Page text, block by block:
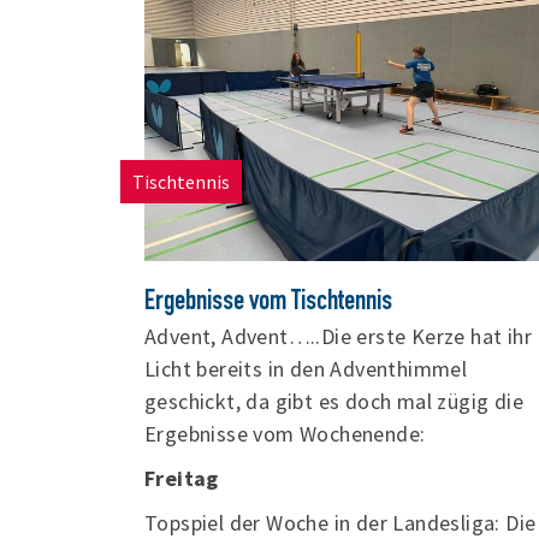
Jugend U18 (26,42 s) wiederholen. Sehr
erfolgreich waren zudem die Uerdinger
Stabhochspringer:innen: Theresa Ritte
(W14) mit 2,90 m, Xenia Heinzen (W15)
Ole Kruth (M14) mit jeweils 2,80 m
[...]
Tischtennis
Ergebnisse vom Tischtennis
Advent, Advent…..Die erste Kerze hat ihr
Licht bereits in den Adventhimmel
geschickt, da gibt es doch mal zügig die
Ergebnisse vom Wochenende:
Freitag
Topspiel der Woche in der Landesliga: Die